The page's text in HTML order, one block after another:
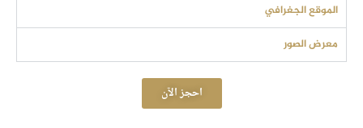
الموقع الجغرافي
معرض الصور
احجز الآن